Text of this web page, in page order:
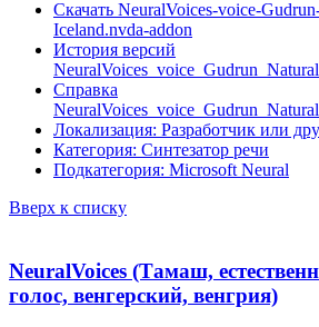
Скачать NeuralVoices-voice-
Iceland.nvda-addon
История версий
Справка
Локализация: Разработчик или
Категория: Синтезатор речи
Подкатегория: Microsoft Neural
Вверх к списку
NeuralVoices (Тамаш,
голос, венгерский, венгрия)